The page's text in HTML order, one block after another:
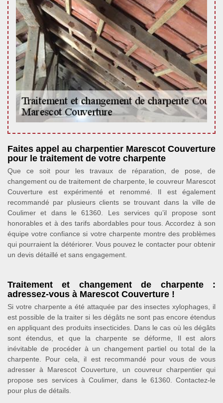
Faites appel au charpentier Marescot Couverture
pour le traitement de votre charpente
Que ce soit pour les travaux de réparation, de pose, de
changement ou de traitement de charpente, le couvreur Marescot
Couverture est expérimenté et renommé. Il est également
recommandé par plusieurs clients se trouvant dans la ville de
Coulimer et dans le 61360. Les services qu’il propose sont
honorables et à des tarifs abordables pour tous. Accordez à son
équipe votre confiance si votre charpente montre des problèmes
qui pourraient la détériorer. Vous pouvez le contacter pour obtenir
un devis détaillé et sans engagement.
Traitement et changement de charpente :
adressez-vous à Marescot Couverture !
Si votre charpente a été attaquée par des insectes xylophages, il
est possible de la traiter si les dégâts ne sont pas encore étendus
en appliquant des produits insecticides. Dans le cas où les dégâts
sont étendus, et que la charpente se déforme, Il est alors
inévitable de procéder à un changement partiel ou total de la
charpente. Pour cela, il est recommandé pour vous de vous
adresser à Marescot Couverture, un couvreur charpentier qui
propose ses services à Coulimer, dans le 61360. Contactez-le
pour plus de détails.